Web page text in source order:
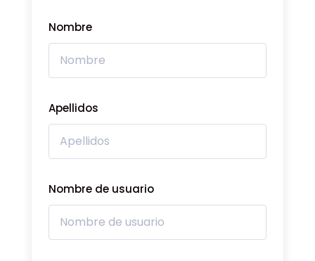
Nombre
Apellidos
Nombre de usuario